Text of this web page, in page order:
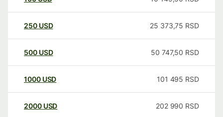
250 USD 25 373,75 RSD
500 USD 50 747,50 RSD
1000 USD 101 495 RSD
2000 USD 202 990 RSD